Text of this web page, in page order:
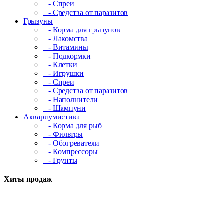
- Спреи
- Средства от паразитов
Грызуны
- Корма для грызунов
- Лакомства
- Витамины
- Подкормки
- Клетки
- Игрушки
- Спреи
- Средства от паразитов
- Наполнители
- Шампуни
Аквариумистика
- Корма для рыб
- Фильтры
- Обогреватели
- Компрессоры
- Грунты
Хиты продаж